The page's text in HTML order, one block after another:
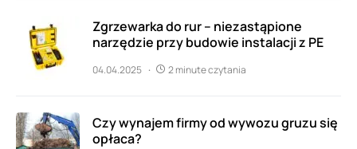
Zgrzewarka do rur – niezastąpione
narzędzie przy budowie instalacji z PE
04.04.2025 2 minute czytania
Czy wynajem firmy od wywozu gruzu się
opłaca?